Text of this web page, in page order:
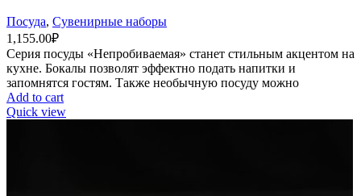
Посуда, Сувенирные наборы
1,155.00₽
Серия посуды «Непробиваемая» станет стильным акцентом на
кухне. Бокалы позволят эффектно подать напитки и
запомнятся гостям. Также необычную посуду можно
Add to cart
Quick view